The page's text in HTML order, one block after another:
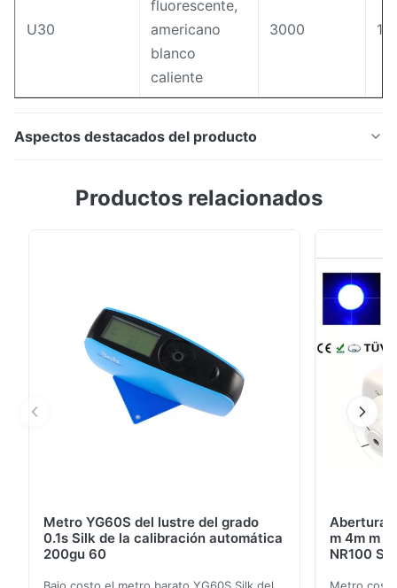
U30
fluorescente,
americano
blanco
caliente
3000 18
Aspectos destacados del producto
la evaluación del color de la fuente de luz de T60+ 5
Productos relacionados
Metro YG60S del lustre del grado
0.1s Silk de la calibración automática
200gu 60
Abertura
m 4m m
NR100